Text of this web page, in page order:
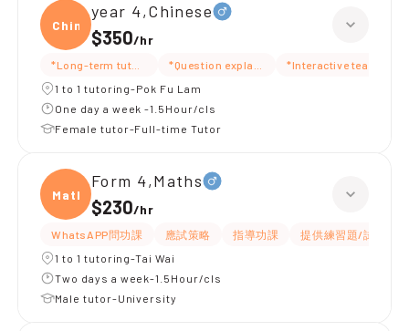
Chine
year 4,Chinese
$350/hr
*Long-term tutoring *Question explanation*Interactive teaching
1 to 1 tutoring-Pok Fu Lam
One day a week -1.5Hour/cls
Female tutor-Full-time Tutor
Maths
Form 4,Maths
$230/hr
WhatsAPP問功課 應試策略 指導功課 提供練習題/試題
1 to 1 tutoring-Tai Wai
Two days a week-1.5Hour/cls
Male tutor-University